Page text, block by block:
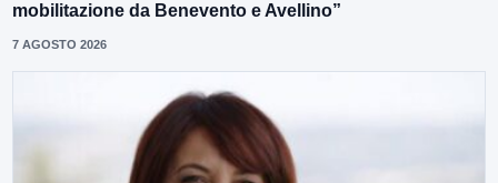
mobilitazione da Benevento e Avellino”
7 AGOSTO 2026